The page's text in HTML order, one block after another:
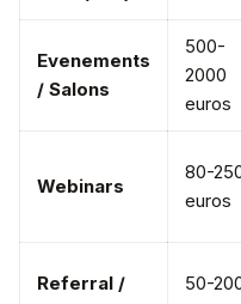
Evenements
/ Salons
500-
2000
euros
Webinars
80-
euros
Referral /
50-